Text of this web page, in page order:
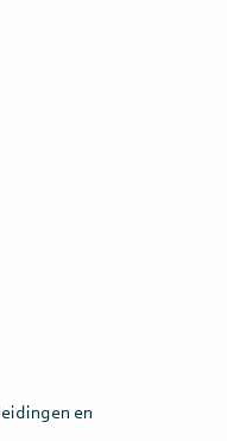
en